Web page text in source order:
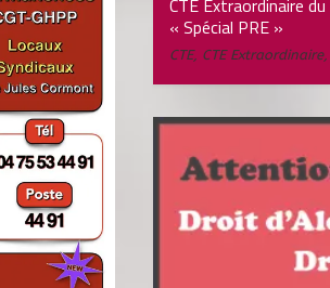
CTE Extraordinaire
« Spécial PRE »
CTE, CTE Extraordinaire